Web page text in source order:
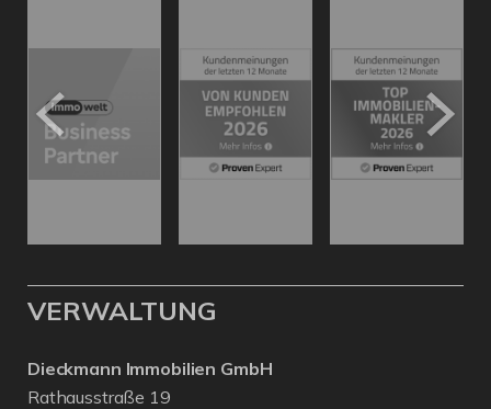
VERWALTUNG
Dieckmann Immobilien GmbH
Rathausstraße 19